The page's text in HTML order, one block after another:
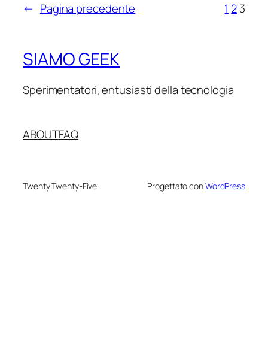
← Pagina precedente 1 23
SIAMO GEEK
Sperimentatori, entusiasti della tecnologia
ABOUTFAQ
Twenty Twenty-Five Progettato conWordPress